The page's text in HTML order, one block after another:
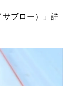
サブロー）」詳